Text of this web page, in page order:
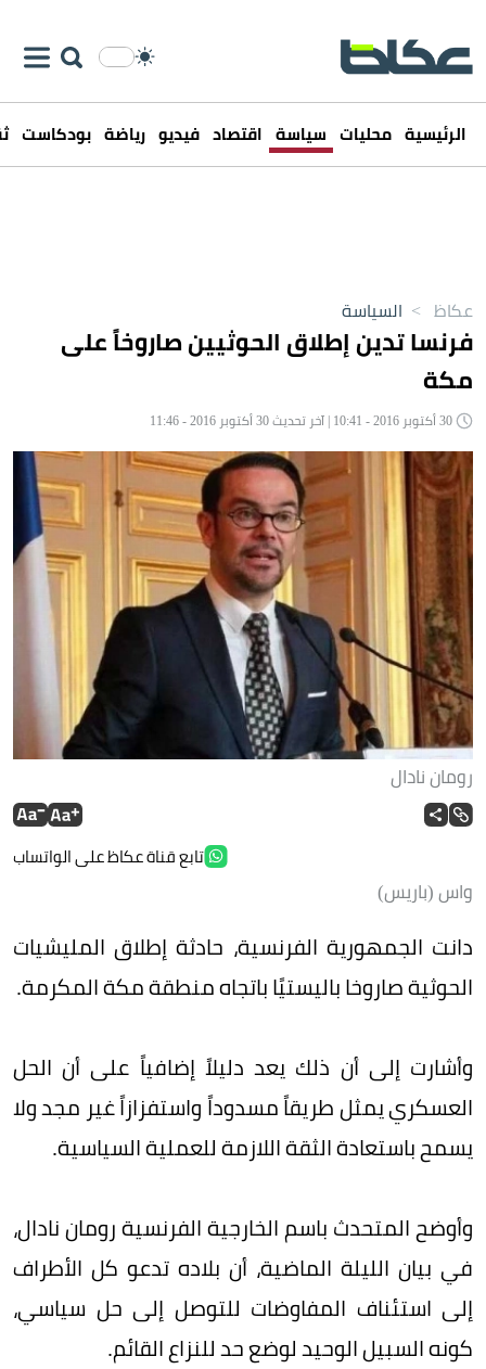
الرئيسية محليات سياسة اقتصاد فيديو رياضة بودكاست
عكاظ > السياسة
فرنسا تدين إطلاق الحوثيين صاروخاً على
مكة
رومان نادال
تابع قناة عكاظ على الواتساب
واس (باريس)
دانت الجمهورية الفرنسية، حادثة إطلاق المليشيات
الحوثية صاروخا باليستيًا باتجاه منطقة مكة المكرمة.
وأشارت إلى أن ذلك يعد دليلاً إضافياً على أن الحل
العسكري يمثل طريقاً مسدوداً واستفزازاً غير مجد ولا
يسمح باستعادة الثقة اللازمة للعملية السياسية.
وأوضح المتحدث باسم الخارجية الفرنسية رومان نادال،
في بيان الليلة الماضية، أن بلاده تدعو كل الأطراف
إلى استئناف المفاوضات للتوصل إلى حل سياسي،
كونه السبيل الوحيد لوضع حد للنزاع القائم.